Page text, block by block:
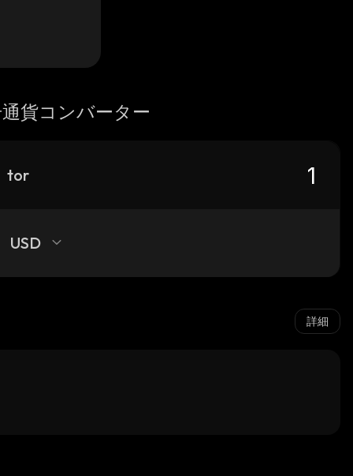
貨コンバーター
tor
USD
詳細